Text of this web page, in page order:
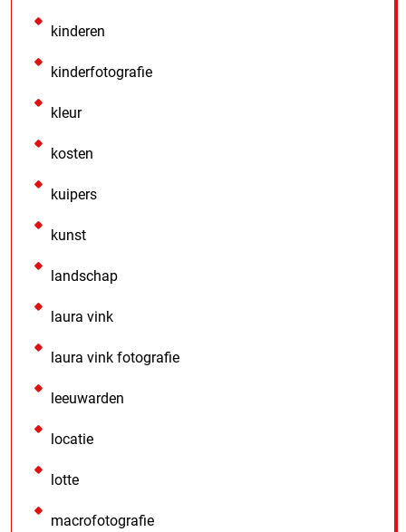
kinderen
kinderfotografie
kleur
kosten
kuipers
kunst
landschap
laura vink
laura vink fotografie
leeuwarden
locatie
lotte
macrofotografie